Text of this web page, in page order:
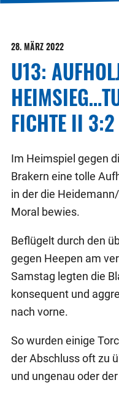
28. MÄRZ 2022
U13:
FICHTE II
Im Heimspiel gegen
Brakern eine tolle
in der die
Moral bewies.
Beflügelt durch den
gegen Heepen am
Samstag legten die
konsequent und
nach vorne.
So wurden einige
der Abschluss oft zu
und ungenau oder